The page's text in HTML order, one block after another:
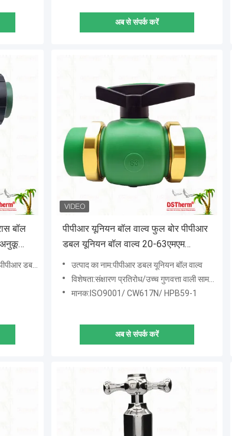
अब से संपर्क करें
बॉल
बॉल वाल्व
पीपीआर यूनियन बॉल वाल्व फुल बोर पीपीआर
डबल यूनियन बॉल वाल्व 20-63एमएम
एक्सपोजर इंस्टॉलेशन
उत्पाद का नाम:पीपीआर डबल यूनियन बॉल वाल्व
विशेषता:संक्षारण प्रतिरोध/उच्च गुणवत्ता वाली सामग्री
मानक:ISO9001/ CW617N/ HPB59-1
अब से संपर्क करें